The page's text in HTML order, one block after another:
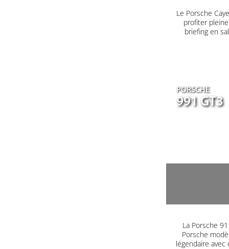
Le Porsche
profiter
briefing en
PORSCHE
991 GT3
La Porsche
Porsche
légendaire